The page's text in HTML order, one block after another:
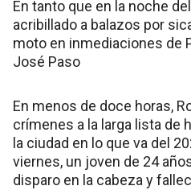
En tanto que en la noche
acribillado a balazos por
moto en inmediaciones de
José Paso
En menos de doce horas,
crímenes a la larga lista de
la ciudad en lo que va del
viernes, un joven de 24
disparo en la cabeza y